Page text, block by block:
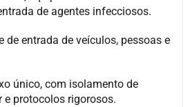
de agentes infecciosos.
de entrada de veículos, pessoas e
único, com isolamento de
e protocolos rigorosos.